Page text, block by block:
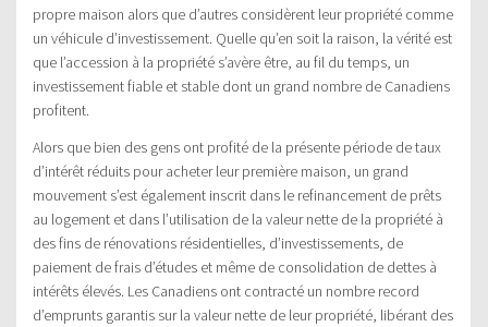
propre maison alors que d’autres considèrent leur propriété comme
un véhicule d’investissement. Quelle qu’en soit la raison, la vérité est
que l’accession à la propriété s’avère être, au fil du temps, un
investissement fiable et stable dont un grand nombre de Canadiens
profitent.
Alors que bien des gens ont profité de la présente période de taux
d’intérêt réduits pour acheter leur première maison, un grand
mouvement s’est également inscrit dans le refinancement de prêts
au logement et dans l’utilisation de la valeur nette de la propriété à
des fins de rénovations résidentielles, d’investissements, de
paiement de frais d’études et même de consolidation de dettes à
intérêts élevés. Les Canadiens ont contracté un nombre record
d’emprunts garantis sur la valeur nette de leur propriété, libérant des